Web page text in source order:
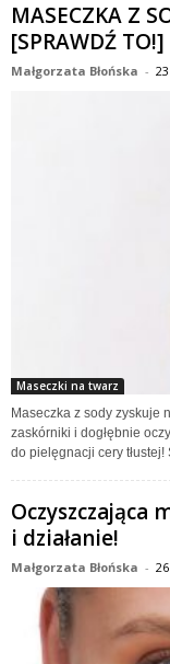
MASECZKA Z
[SPRAWDŹ TO!]
Małgorzata Błońska -
Maseczki na twarz
Maseczka z sody zyskuje
zaskórniki i dogłębnie
do pielęgnacji cery tłustej!
Oczyszczająca
i działanie!
Małgorzata Błońska -